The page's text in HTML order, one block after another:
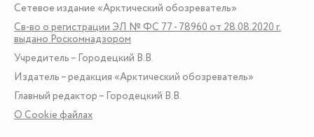
Сетевое издание «Арктический обозреватель»
Св-во о регистрации ЭЛ № ФС 77 - 78960 от 28.08.2020 г.
выдано Роскомнадзором
Учредитель – Городецкий В.В.
Издатель – редакция «Арктический обозреватель»
Главный редактор – Городецкий В.В.
О Сookie файлах